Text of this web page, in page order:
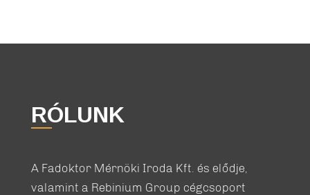
RÓLUNK
A Fadoktor Mérnöki Iroda Kft. és elődje,
valamint a Rebinium Group cégcsoport